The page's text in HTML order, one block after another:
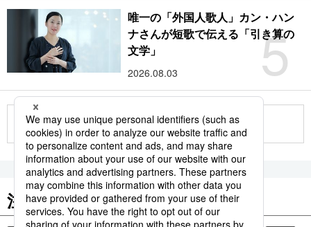
5
唯一の「外国人歌人」カン・ハン
ナさんが短歌で伝える「引き算の
文学」
2026.08.03
もっと見る
注目のキーワード